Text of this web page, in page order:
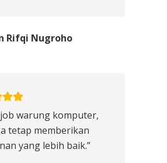
Rifqi Nugroho
job warung komputer,
tetap memberikan
yang lebih baik.”